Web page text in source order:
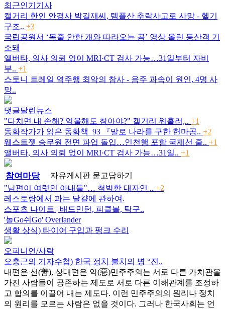
최근인기기사
캘거리 한인 안경사 박길재씨, 템플산 추락사고로 사망 - 헬기
구조.. +3
국립공원서 ‘목줄 안한 개와 따라오는 곰’ 영상 올린 등산객 기
소돼
앨버타, 의사 의뢰 없이 MRI·CT 검사 가능…31일부터 자비
부.. +1
스토니 트레일 역주행 최악의 참사 - 음주 과속이 원인, 4명 사
망..
댓글달린뉴스
"다치면 내 손해? 억울해도 참아야?" 캘거리 워홀러,.. +1
동화작가가 읽은 동화책_93 『말로 나라를 구한 헌마공.. +2
웨스트젯 승무원 전면 파업 돌입…인천행 포함 국제선 줄.. +1
앨버타, 의사 의뢰 없이 MRI·CT 검사 가능…31일.. +1
참여마당 자유게시판 묻고답하기
"남편이 여럿인 아내들"… 척박한 대자연 .. +2
레스토랑에서 파는 달걀에 관하여.
스포츠 나이트 | 배드민턴, 피클볼, 탁구..
'놀Go쉬Go' Overlander
생활 상식) 타이어 구입과 펑크 수리
오피니언/사람
오충근의 기자수첩) 한국 정치 불치의 병 “진..
내편은 선(善), 상대편은 악(惡)민주주의는 서로 다른 가치관을
가진 사람들이 공존하는 제도로 서로 다른 이해관계를 조정하
고 합의를 이끌어 내는 제도다. 이런 민주주의의 원리나 정치
의 원리를 모르는 사람은 없을 것이다. 그러나 한국사회는 언